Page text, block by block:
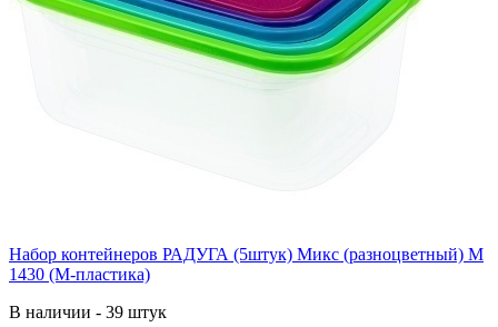
Набор контейнеров РАДУГА (5штук) Микс (разноцветный) М
1430 (М-пластика)
В наличии - 39 штук